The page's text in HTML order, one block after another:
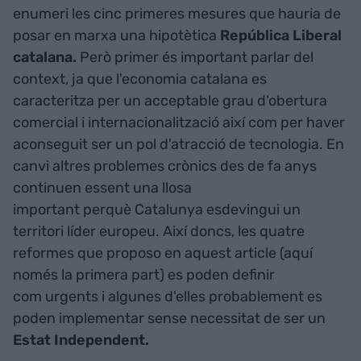
enumeri les cinc primeres mesures que hauria de
posar en marxa una hipotètica República Liberal
catalana. Però primer és important parlar del
context, ja que l'economia catalana es
caracteritza per un acceptable grau d'obertura
comercial i internacionalització així com per haver
aconseguit ser un pol d'atracció de tecnologia. En
canvi altres problemes crònics des de fa anys
continuen essent una llosa
important perquè Catalunya esdevingui un
territori líder europeu. Així doncs, les quatre
reformes que proposo en aquest article (aquí
només la primera part) es poden definir
com urgents i algunes d'elles probablement es
poden implementar sense necessitat de ser un
Estat Independent.